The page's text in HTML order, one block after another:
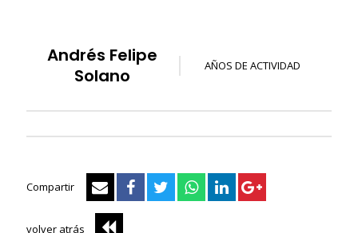
Andrés Felipe
Solano
AÑOS DE ACTIVIDAD
Compartir
volver atrás